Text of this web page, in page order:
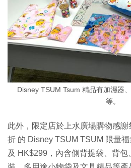
Disney TSUM Tsum 精品有加濕器
等。
此外，限定店於上水廣場購物感
折 的 Disney TSUM TSUM 限量
及 HK$299，內含側背提袋、背